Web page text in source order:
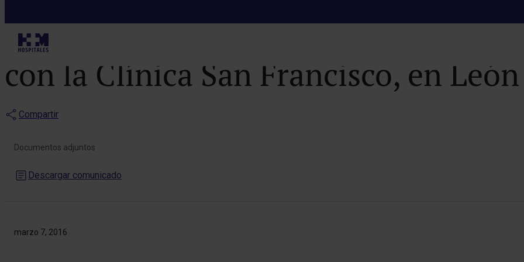
HM Hospitales llega a un
con la Clínica San Francisco, en León
Compartir
marzo 7, 2016
Documentos adjuntos
Descargar comunicado